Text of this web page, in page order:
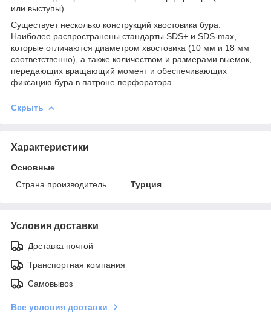
или выступы).
Существует несколько конструкций хвостовика бура.
Наиболее распространены стандарты SDS+ и SDS-max,
которые отличаются диаметром хвостовика (10 мм и 18 мм
соответственно), а также количеством и размерами выемок,
передающих вращающий момент и обеспечивающих
фиксацию бура в патроне перфоратора.
Скрыть
Характеристики
Основные
Страна производитель
Турция
Условия доставки
Доставка почтой
Транспортная компания
Самовывоз
Все условия доставки